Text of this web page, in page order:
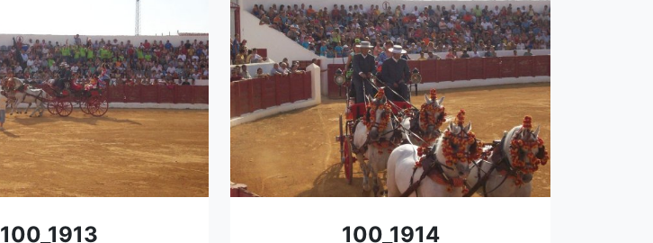
100_1913 100_1914